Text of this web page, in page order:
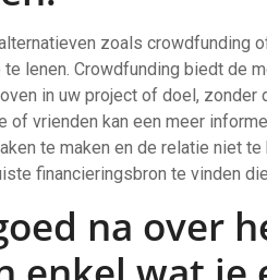
zoals crowdfunding
te lenen. Crowdfunding biedt de
in uw project of doel,
of vrienden kan een meer
te maken en de relatie niet
financieringsbron te vinden
na over